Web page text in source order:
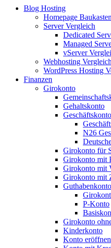
Blog Hosting
Homepage
Server Vergleich
Dedicated
Managed
vServer
Webhosting Vergleich
WordPress Hosting
Finanzen
Girokonto
Gehaltskonto
Geschäftskonto
N26
Girokonto für
Girokonto mit
Girokonto mit
Girokonto mit
Guthabenkonto
P-Konto
Girokonto
Kinderkonto
Konto eröffnen